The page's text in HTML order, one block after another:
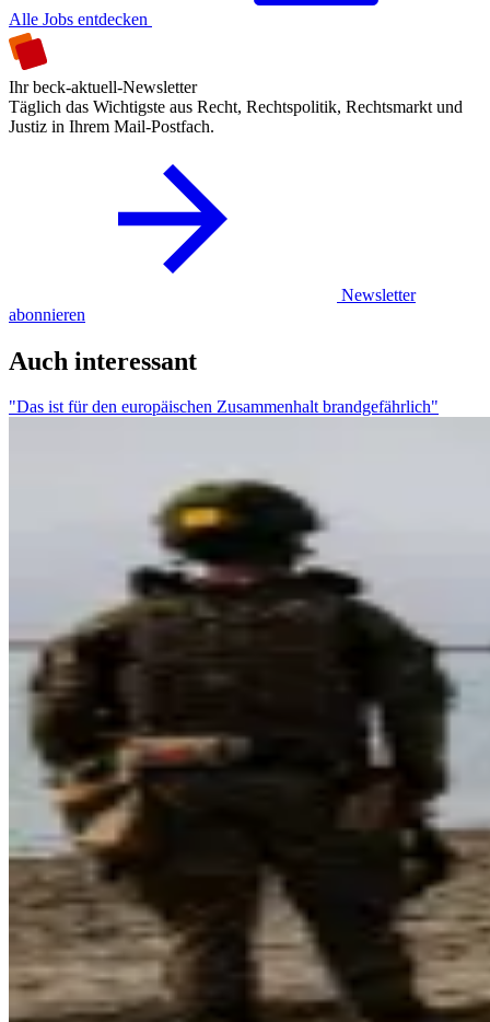
Alle Jobs entdecken
Ihr beck-aktuell-Newsletter
Täglich das Wichtigste aus Recht, Rechtspolitik, Rechtsmarkt und
Justiz in Ihrem Mail-Postfach.
Newsletter
abonnieren
Auch interessant
"Das ist für den europäischen Zusammenhalt brandgefährlich"